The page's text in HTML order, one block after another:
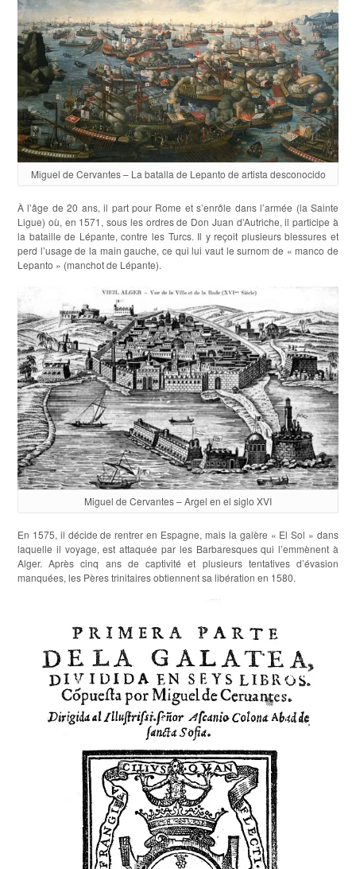
Miguel de Cervantes – La batalla de Lepanto de artista desconocido
À l’âge de 20 ans, il part pour Rome et s’enrôle dans l’armée (la Sainte
Ligue) où, en 1571, sous les ordres de Don Juan d’Autriche, il participe à
la bataille de Lépante, contre les Turcs. Il y reçoit plusieurs blessures et
perd l’usage de la main gauche, ce qui lui vaut le surnom de « manco de
Lepanto » (manchot de Lépante).
Miguel de Cervantes – Argel en el siglo XVI
En 1575, il décide de rentrer en Espagne, mais la galère « El Sol » dans
laquelle il voyage, est attaquée par les Barbaresques qui l’emmènent à
Alger. Après cinq ans de captivité et plusieurs tentatives d’évasion
manquées, les Pères trinitaires obtiennent sa libération en 1580.